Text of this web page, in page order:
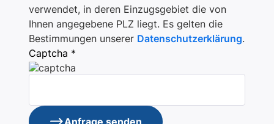
verwendet, in deren Einzugsgebiet die von
Ihnen angegebene PLZ liegt. Es gelten die
Bestimmungen unserer Datenschutzerklärung.
Captcha *